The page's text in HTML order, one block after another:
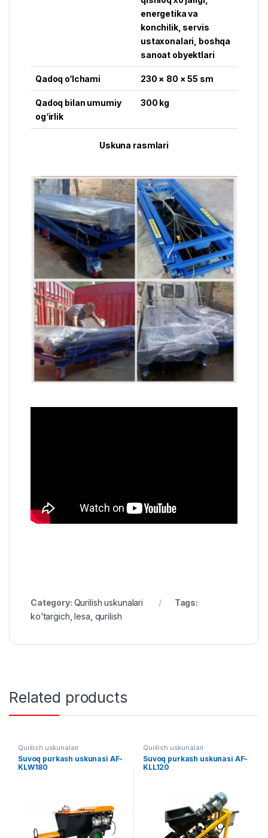
energetika va
konchilik, servis
ustaxonalari, boshqa
sanoat obyektlari
Qadoq o‘lchami 230 × 80 × 55 sm
Qadoq bilan umumiy
og‘irlik
300 kg
Uskuna rasmlari
Category: Qurilish uskunalari
Tags:
ko'targich ,lesa qurilish
Related products
Qurilish uskunalari
Suvoq purkash uskunasi AF-
KLW180
Qurilish uskunalari
Suvoq purkash uskunasi AF-
KLL120